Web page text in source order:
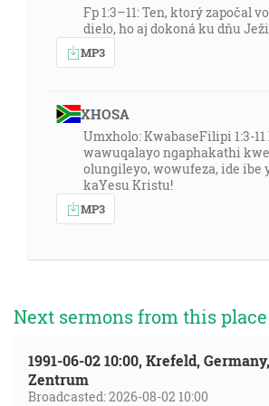
Fp 1:3–11: Ten, ktorý započal
dielo, ho aj dokoná ku dňu
MP3
XHOSA
Umxholo: KwabaseFilipi 1:3-11
wawuqalayo ngaphakathi
olungileyo, wowufeza, ide ibe
kaYesu Kristu!
MP3
Next sermons from this place
1991-06-02 10:00, Krefeld,
Zentrum
Broadcasted: 2026-08-02 10:00